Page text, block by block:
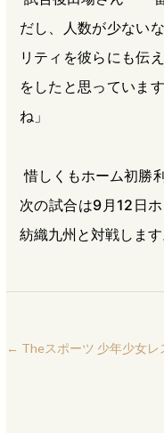
だし、人数が少ない
リティを彼らにも伝
をしたと思っていま
ね」
惜しくもホーム初勝
次の試合は9月12日
紡織九州と対戦します
← Theスポーツ 少年少女レ